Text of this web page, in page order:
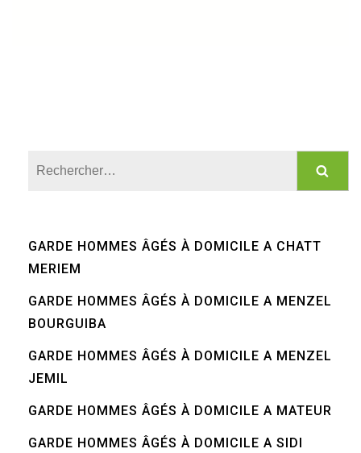
GARDE HOMMES ÂGÉS À DOMICILE A CHATT
MERIEM
GARDE HOMMES ÂGÉS À DOMICILE A MENZEL
BOURGUIBA
GARDE HOMMES ÂGÉS À DOMICILE A MENZEL
JEMIL
GARDE HOMMES ÂGÉS À DOMICILE A MATEUR
GARDE HOMMES ÂGÉS À DOMICILE A SIDI